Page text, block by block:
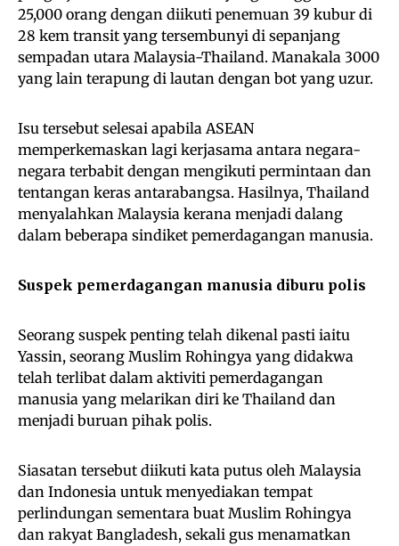
25,000 orang dengan diikuti penemuan 39 kubur di
28 kem transit yang tersembunyi di sepanjang
sempadan utara Malaysia-Thailand. Manakala 3000
yang lain terapung di lautan dengan bot yang uzur.
Isu tersebut selesai apabila ASEAN
memperkemaskan lagi kerjasama antara negara-
negara terbabit dengan mengikuti permintaan dan
tentangan keras antarabangsa. Hasilnya, Thailand
menyalahkan Malaysia kerana menjadi dalang
dalam beberapa sindiket pemerdagangan manusia.
Suspek pemerdagangan manusia diburu polis
Seorang suspek penting telah dikenal pasti iaitu
Yassin, seorang Muslim Rohingya yang didakwa
telah terlibat dalam aktiviti pemerdagangan
manusia yang melarikan diri ke Thailand dan
menjadi buruan pihak polis.
Siasatan tersebut diikuti kata putus oleh Malaysia
dan Indonesia untuk menyediakan tempat
perlindungan sementara buat Muslim Rohingya
dan rakyat Bangladesh, sekali gus menamatkan